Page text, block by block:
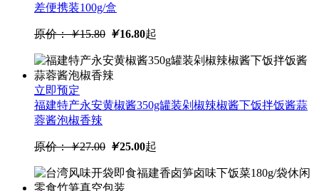
沙县特产辣椒酱辣倒神辣椒酱
包邮
原价：
差便携装100g/盒
原价：￥15.80 ￥16.80起
立即预定
福建特产永安黄椒酱350g罐装剁椒辣椒酱下饭拌饭酱蒜
蓉酱泡椒香辣
原价：￥27.00 ￥25.00起